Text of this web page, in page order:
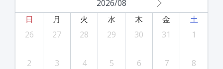
2026/08
日
月 火 水 木 金
土
26
27 28 29 30 31 1
2 3 4 5 6 7 8